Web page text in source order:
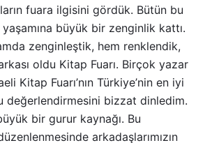
fuara ilgisini gördük. Bütün bu
büyük bir zenginlik kattı.
zenginleştik, hem renklendik,
oldu Kitap Fuarı. Birçok yazar
Kitap Fuarı’nın Türkiye’nin en iyi
değerlendirmesini bizzat dinledim.
bir gurur kaynağı. Bu
arkadaşlarımızın